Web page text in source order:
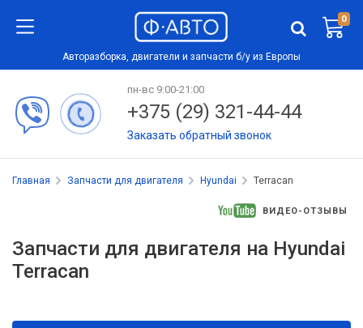
0
Авторазборка, двигатели и запчасти б/у из Европы
пн-вс 9:00-21:00
+375 (29) 321-44-44
Заказать обратный звонок
Главная Запчасти для двигателя Hyundai Terracan
ВИДЕО-ОТЗЫВЫ
Запчасти для двигателя на Hyundai
Terracan